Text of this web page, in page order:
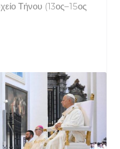
Τήνου (13ος–15ος